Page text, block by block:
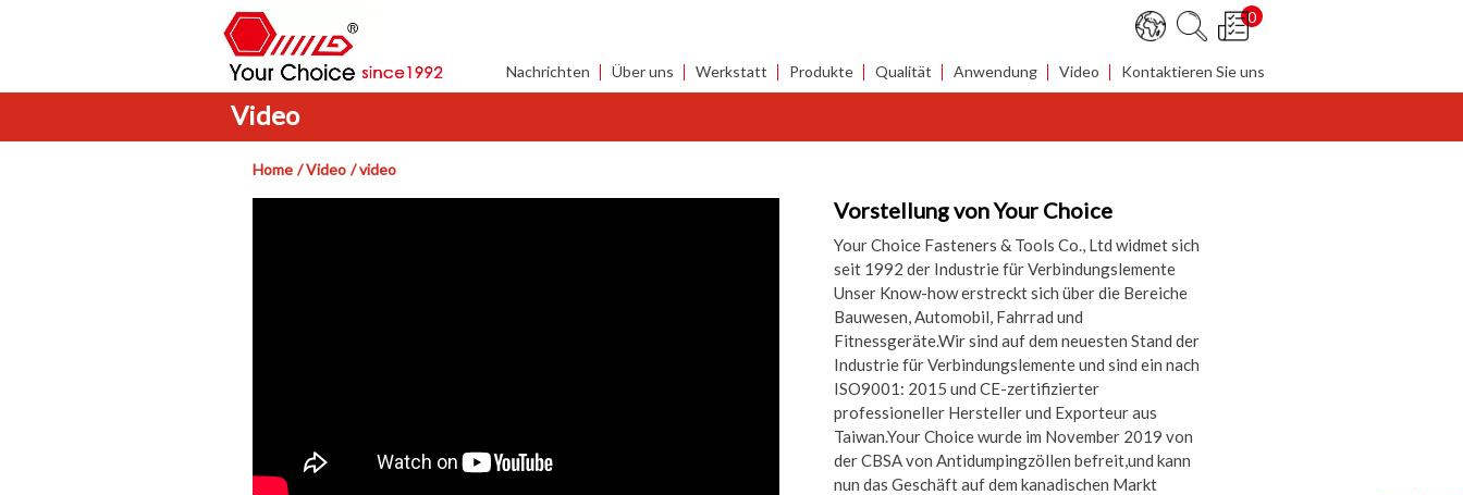
0
Nachrichten Über uns Werkstatt Produkte Qualität Anwendung Video Kontaktieren Sie uns
Video
Home Video video
Vorstellung von Your Choice
Your Choice Fasteners & Tools Co., Ltd widmet sich
seit 1992 der Industrie für Verbindungslemente
Unser Know-how erstreckt sich über die Bereiche
Bauwesen, Automobil, Fahrrad und
Fitnessgeräte.Wir sind auf dem neuesten Stand der
Industrie für Verbindungslemente und sind ein nach
ISO9001: 2015 und CE-zertifizierter
professioneller Hersteller und Exporteur aus
Taiwan.Your Choice wurde im November 2019 von
der CBSA von Antidumpingzöllen befreit,und kann
nun das Geschäft auf dem kanadischen Markt